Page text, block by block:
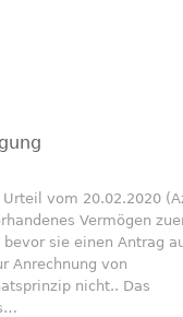
vom 20.02.2020
Vermögen
sie einen Antrag
Anrechnung von
nicht.. Das